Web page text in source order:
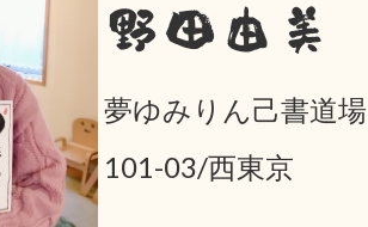
野田由美
夢ゆみりん己書道場
101-03/西東京